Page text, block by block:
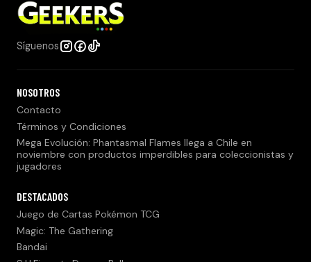
Síguenos
NOSOTROS
Contacto
Términos y Condiciones
Mega Evolución: Phantasmal Flames llega a Chile en
noviembre con productos imperdibles para coleccionistas y
jugadores
DESTACADOS
Juego de Cartas Pokémon TCG
Magic: The Gathering
Bandai